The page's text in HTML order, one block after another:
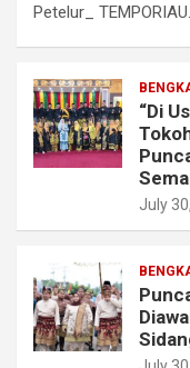
Petelur_
“Di
July